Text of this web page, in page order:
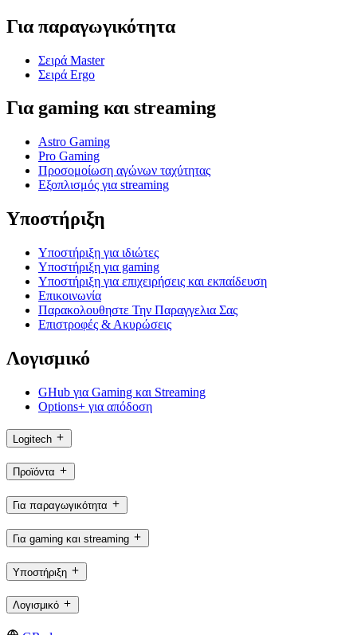
Για παραγωγικότητα
Σειρά Master
Σειρά Ergo
Για gaming και streaming
Astro Gaming
Pro Gaming
Προσομοίωση αγώνων ταχύτητας
Εξοπλισμός για streaming
Υποστήριξη
Υποστήριξη για ιδιώτες
Υποστήριξη για gaming
Υποστήριξη για επιχειρήσεις και εκπαίδευση
Επικοινωνία
Παρακολουθηστε Την Παραγγελια Σας
Επιστροφές & Ακυρώσεις
Λογισμικό
GHub για Gaming και Streaming
Options+ για απόδοση
Logitech
Προϊόντα
Για παραγωγικότητα
Για gaming και streaming
Υποστήριξη
Λογισμικό